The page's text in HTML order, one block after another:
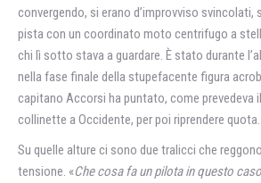
convergendo, si erano d’improvviso svincolati,
pista con un coordinato moto centrifugo a
chi lì sotto stava a guardare. È stato durante
nella fase finale della stupefacente figura
capitano Accorsi ha puntato, come prevedeva
collinette a Occidente, per poi riprendere quota.
Su quelle alture ci sono due tralicci che
tensione. «Che cosa fa un pilota in questo